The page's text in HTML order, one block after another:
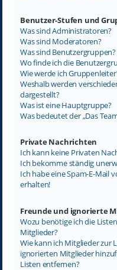
Benutzer-Stufen und
Was sind Administratoren?
Was sind Moderatoren?
Was sind Benutzergruppen?
Wo finde ich die
Wie werde ich
Weshalb werden
dargestellt?
Was ist eine Hauptgruppe?
Was bedeutet der „Das
Private Nachrichten
Ich kann keine Privaten
Ich bekomme ständig
Ich habe eine Spam-E-Mail
erhalten!
Freunde und ignorierte
Wozu benötige ich die
Mitglieder?
Wie kann ich Mitglieder zur
ignorierten Mitglieder
Listen entfernen?